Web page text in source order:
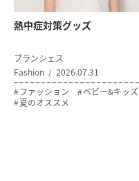
熱中症対策グッズ
ブランシェス
Fashion
2026.07.31
ファッション
ベビー&キッズ
夏のオススメ